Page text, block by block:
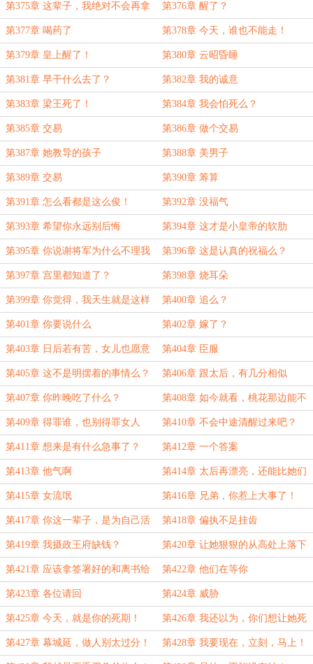
第375章 这辈子，我绝对不会再拿
你冒险
第376章 醒了？
第377章 喝药了 第378章 今天，谁也不能走！
第379章 皇上醒了！ 第380章 云昭昏睡
第381章 早干什么去了？ 第382章 我的诚意
第383章 梁王死了！ 第384章 我会怕死么？
第385章 交易 第386章 做个交易
第387章 她教导的孩子 第388章 美男子
第389章 交易 第390章 筹算
第391章 怎么看都是这么俊！ 第392章 没福气
第393章 希望你永远别后悔 第394章 这才是小皇帝的软肋
第395章 你说谢将军为什么不理我 第396章 这是认真的祝福么？
第397章 宫里都知道了？ 第398章 烧耳朵
第399章 你觉得，我天生就是这样
的人！
第400章 追么？
第401章 你要说什么 第402章 嫁了？
第403章 日后若有苦，女儿也愿意
吃！
第404章 臣服
第405章 这不是明摆着的事情么？ 第406章 跟太后，有几分相似
第407章 你昨晚吃了什么？ 第408章 如今就看，桃花那边能不
能搞定谢景墨了。
第409章 得罪谁，也别得罪女人 第410章 不会中途清醒过来吧？
第411章 想来是有什么急事了？ 第412章 一个答案
第413章 他气啊 第414章 太后再漂亮，还能比她们
三个好看？
第415章 女流氓 第416章 兄弟，你惹上大事了！
第417章 你这一辈子，是为自己活
的，你明白吗？
第418章 偏执不足挂齿
第419章 我摄政王府缺钱？ 第420章 让她狠狠的从高处上落下
来。
第421章 应该拿签署好的和离书给
我
第422章 他们在等你
第423章 各位请回 第424章 威胁
第425章 今天，就是你的死期！ 第426章 我还以为，你们想让她死
的更快一点呢
第427章 幕城延，做人别太过分！ 第428章 我要现在，立刻，马上！